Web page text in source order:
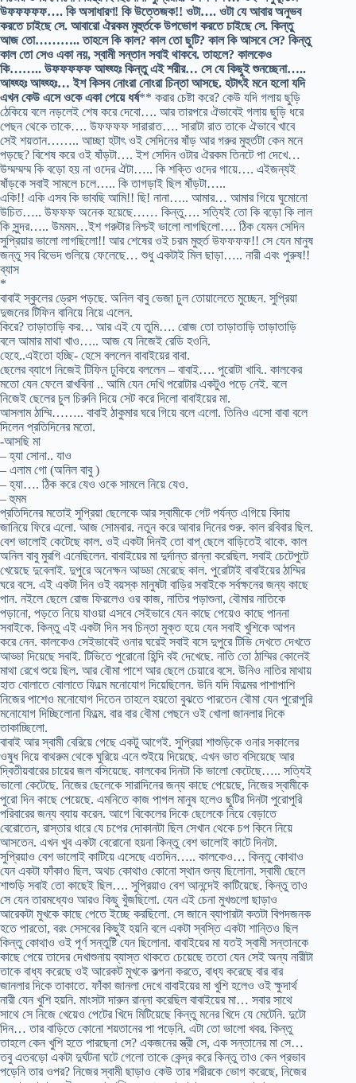
উফফফফফ…. কি অসাধারণ! কি উত্তেজক!! ওটা…. ওটা যে আবার অনুভব
করতে চাইছে সে. আবারো ঐরকম মুহুর্তকে উপভোগ করতে চাইছে সে. কিন্তু
আজ তো……….. তাহলে কি কাল? কাল তো ছুটি? কাল কি আসবে সে? কিন্তু
কাল তো সেও একা নয়, স্বামী সন্তান সবাই থাকবে. তাহলে? কালকেও
কি…….. উফফফফফ আহ্হ্হঃ কিন্তু এই শরীর… সে যে কিছুই শুনচ্ছেনা…..
আহ্হ্হঃ আহ্হ্হঃ… ইশ কিসব নোংরা নোংরা চিন্তা আসছে. হটাৎই মনে হলো যদি
এখন কেউ এসে ওকে একা পেয়ে ধর্ষ** করার চেষ্টা করে? কেউ যদি গলায় ছুড়ি
ঠেকিয়ে বলে নড়লেই শেষ করে দেবো…. আর তারপরে ঐভাবেই গলায় ছুড়ি ধরে
পেছন থেকে তাকে…. উফফফফ সারারাত…. সারাটা রাত তাকে ঐভাবে খাবে
সেই শয়তান…….. আচ্ছা হটাৎ ওই সেদিনের ষাঁড় আর গরুর মুহুর্তটা কেন মনে
পড়ছে? বিশেষ করে ওই ষাঁড়টা…. ইশ সেদিন ওটার ঐরকম তিনটে পা দেখে…
উম্মম্মম্ম কি বড়ো হয় না ওদের ঐটা….. কি শক্তি ওদের গায়ে…. এইজন্যই
ষাঁড়কে সবাই সামলে চলে….. কি তাগড়াই ছিল ষাঁড়টা…..
একি!! একি এসব কি ভাবছি আমি!! ছি! নানা….. আমার… আমার গিয়ে ঘুমোনো
উচিত….. উফফফ অনেক হয়েছে…… কিন্তু…. সত্যিই তো কি বড়ো কি লাল
কি সুন্দর….. উমমম…ইশ গরুটার নিশ্চই ভালো লাগছিলো…. ঠিক যেমন সেদিন
সুপ্রিয়ার ভালো লাগছিলো!! আর শেষের ওই চরম মুহুর্ত উফফফফ!! সে যেন মানুষ
জন্তু সব বিভেদ গুলিয়ে ফেলেছে… শুধু একটাই মিল ছাড়া….. নারী এবং পুরুষ!!
ব্যাস
*
বাবাই স্কুলের ড্রেস পড়ছে. অনিল বাবু ভেজা চুল তোয়ালেতে মুচ্ছেন. সুপ্রিয়া
দুজনের টিফিন বানিয়ে নিয়ে এলেন.
কিরে? তাড়াতাড়ি কর… আর এই যে তুমি…. রোজ তো তাড়াতাড়ি তাড়াতাড়ি
বলে আমার মাথা খাও….. আজ যে নিজেই রেডি হওনি.
হেহে..এইতো হচ্ছি- হেসে বললেন বাবাইয়ের বাবা.
ছেলের ব্যাগে নিজেই টিফিন ঢুকিয়ে বললেন – বাবাই…. পুরোটা খাবি.. কালকের
মতো যেন ফেলে রাখবিনা .. আমি যেন দেখি পরোটার একটুও পড়ে নেই. বলে
নিজেই ছেলের চুল চিরুনি দিয়ে সেট করে দিলো বাবাইয়ের মা.
আসলাম ঠাম্মি…….. বাবাই ঠাকুমার ঘরে গিয়ে বলে এলো. তিনিও এসো বাবা বলে
দিলেন প্রতিদিনের মতো.
-আসছি মা
– হ্যা সোনা.. যাও
– এলাম গো (অনিল বাবু )
– হ্যা…. ঠিক করে যেও ওকে সামলে নিয়ে যেও.
– হুমম
প্রতিদিনের মতোই সুপ্রিয়া ছেলেকে আর স্বামীকে গেট পর্যন্ত এগিয়ে বিদায়
জানিয়ে ফিরে এলো. আজ সোমবার. নতুন করে আবার দিনের শুরু. কাল রবিবার ছিল.
বেশ ভালোই কেটেছে কাল. ওই একটা দিনই তো বাপ্ ছেলে বাড়িতেই থাকে. কাল
অনিল বাবু মুরগি এনেছিলেন. বাবাইয়ের মা দুর্দান্ত রান্না করেছিল. সবাই চেটেপুটে
খেয়েছে দুবেলাই. দুপুরে অনেক্ষন আড্ডা মেরেছে কাল. পুরোটাই বাবাইয়ের ঠাম্মির
ঘরে বসে. এই একটা দিন ওই বয়স্ক মানুষটা বাড়ির সবাইকে সর্বক্ষনের জন্য কাছে
পান. নইলে ছেলে রোজ ফিরলেও ওর কাজ, নাতির পড়াশুনা, বৌমার নাতিকে
পড়ানো, পড়তে নিয়ে যাওয়া এসবে সেইভাবে যেন কাছে পেয়েও কাছে পাননা
সবাইকে. কিন্তু এই একটা দিন সব চিন্তা মুক্ত হয়ে যেন সবাই খুশিকে আপন
করে নেন. কালকেও সেইভাবেই ওনার ঘরেই সবাই বসে দুপুরে টিভি দেখতে দেখতে
আড্ডা দিয়েছে সবাই. টিভিতে পুরোনো হিন্দি বই দেখেছে. নাতি তো ঠাম্মির কোলেই
মাথা রেখে শুয়ে ছিল. আর বৌমা পাশে আর ছেলে চেয়ারে বসে. উনিও নাতির মাথায়
হাত বোলাতে বোলাতে ফিল্মে মনোযোগ দিয়েছিলেন. উনি যদি ফিল্মের পাশাপাশি
নিজের পাশেও মনোযোগ দিতেন তাহলে হয়তো বুঝতে পারতেন বৌমা যেন পুরোপুরি
মনোযোগ দিচ্ছিলোনা ফিল্মে. বার বার বৌমা পেছনে ওই খোলা জানলার দিকে
তাকাচ্ছিলো.
বাবাই আর স্বামী বেরিয়ে গেছে একটু আগেই. সুপ্রিয়া শাশুড়িকে ওনার সকালের
ওষুধ দিয়ে বাথরুম থেকে ঘুরিয়ে এনে শুইয়ে দিয়েছে. এখন ভাত বসিয়েছে আর
দ্বিতীয়বারের চায়ের জল বসিয়েছে. কালকের দিনটা কি ভালো কেটেছে….. সত্যিই
ভালো কেটেছে. নিজের ছেলেকে সারাদিনের জন্য কাছে পেয়েছে, নিজের স্বামীকে
পুরো দিন কাছে পেয়েছে. এমনিতে কাজ পাগল মানুষ হলেও ছুটির দিনটা পুরোপুরি
পরিবারের জন্য ব্যায় করেন. আগে বিকেলের দিকে ছেলেকে নিয়ে বেড়াতে
বেরোতেন, রাস্তার ধারে যে চপের দোকানটা ছিল সেখান থেকে চপ কিনে নিয়ে
আসতেন. এখন খুব একটা বেরোনো হয়না কিন্তু বেশ ভালোই কাটে দিনটা.
সুপ্রিয়াও বেশ ভালোই কাটিয়ে এসেছে এতদিন….. কালকেও… কিন্তু কোথাও
যেন একটা ফাঁকাও ছিল. অথচ কোথাও কোনো স্থান শুন্য ছিলোনা. স্বামী ছেলে
শাশুড়ি সবাই তো কাছেই ছিল…. সুপ্রিয়াও বেশ আনন্দেই কাটিয়েছে. কিন্তু তাও
সে যেন তারমধ্যেও আরও কিছু খুঁজছিলো. যেন এই চেনা মুখগুলো ছাড়াও
আরেকটা মুখকে কাছে পেতে ইচ্ছে করছিলো. সে জানে ব্যাপারটা কতটা বিপদজনক
হতে পারতো, বরং সেসবের কিছুই হয়নি বলে একটা স্বস্তি একটা শান্তিও ছিল
কিন্তু কোথাও ওই পূর্ণ সন্তুষ্টি যেন ছিলোনা. বাবাইয়ের মা যতই স্বামী সন্তানকে
কাছে পেয়ে তাদের দেখাশুনায় ব্যাস্ত থাকতে চেয়েছে ততো যেন সেই অন্য নারীটা
তাকে বাধ্য করেছে ওই আরেকট মুখকে কল্পনা করতে, বাধ্য করেছে বার বার
জানলার দিকে তাকাতে. ফাঁকা জানলা দেখে বাবাইয়ের মা খুশি হলেও ওই ক্ষুদার্থ
নারী যেন খুশি হয়নি. মাংসটা দারুন রান্না করেছিল বাবাইয়ের মা… সবার সাথে
সাথে সে নিজে খেয়েও পেটের খিদে মিটিয়েছে কিন্তু মনের খিদে যে মেটেনি. দুটো
দিন… তার বাড়িতে কোনো শয়তানের পা পড়েনি. এটা তো ভালো খবর. কিন্তু
তাহলে কেন খুশি হতে পারছেনা সে? একজনের স্ত্রী সে, এক সন্তানের মা সে…
তবু এতবড়ো একটা দুর্ঘটনা ঘটে গেলো তাকে কেন্দ্র করে কিন্তু তাও কেন প্রভাব
পড়েনি তার ওপর? নিজের স্বামী ছাড়াও কেউ তার শরীরকে ভোগ করেছে, নিজের